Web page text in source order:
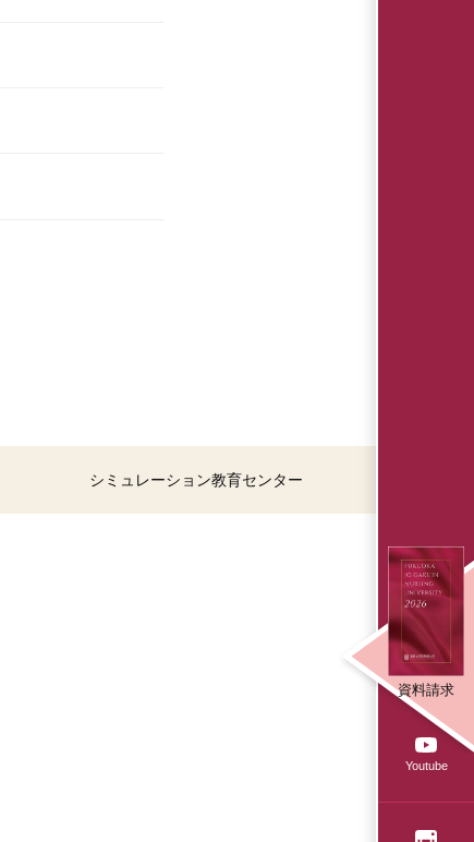
資料請求
Youtube
シミュレーション教育センター